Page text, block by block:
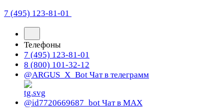
7 (495) 123-81-01
Телефоны
7 (495) 123-81-01
8 (800) 101-32-12
@ARGUS_X_Bot Чат в телеграмм
@id7720669687_bot Чат в МАХ